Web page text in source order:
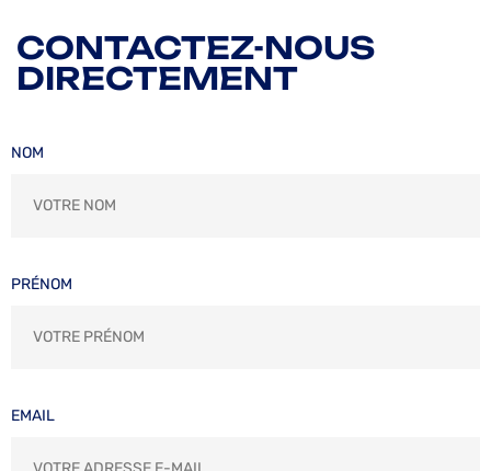
CONTACTEZ-NOUS
DIRECTEMENT
NOM
PRÉNOM
EMAIL